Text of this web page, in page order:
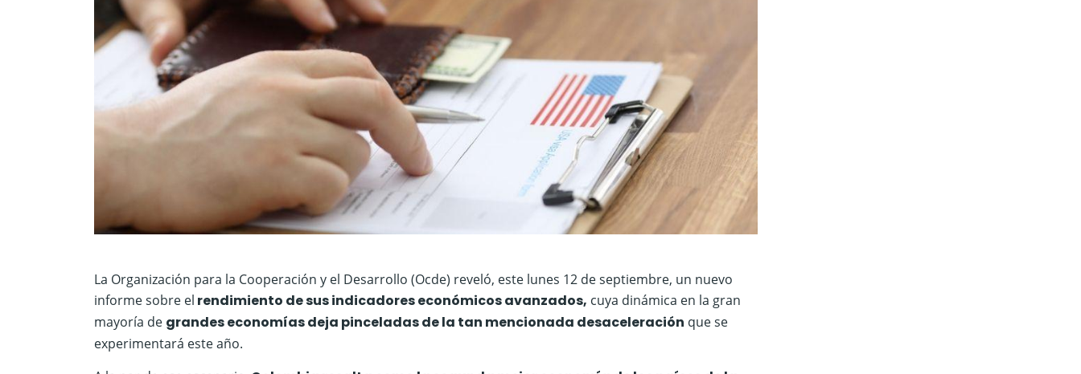
La Organización para la Cooperación y el Desarrollo (Ocde) reveló, este lunes 12 de septiembre, un nuevo
informe sobre el rendimiento de sus indicadores económicos avanzados, cuya dinámica en la gran
mayoría de grandes economías deja pinceladas de la tan mencionada desaceleración que se
experimentará este año.